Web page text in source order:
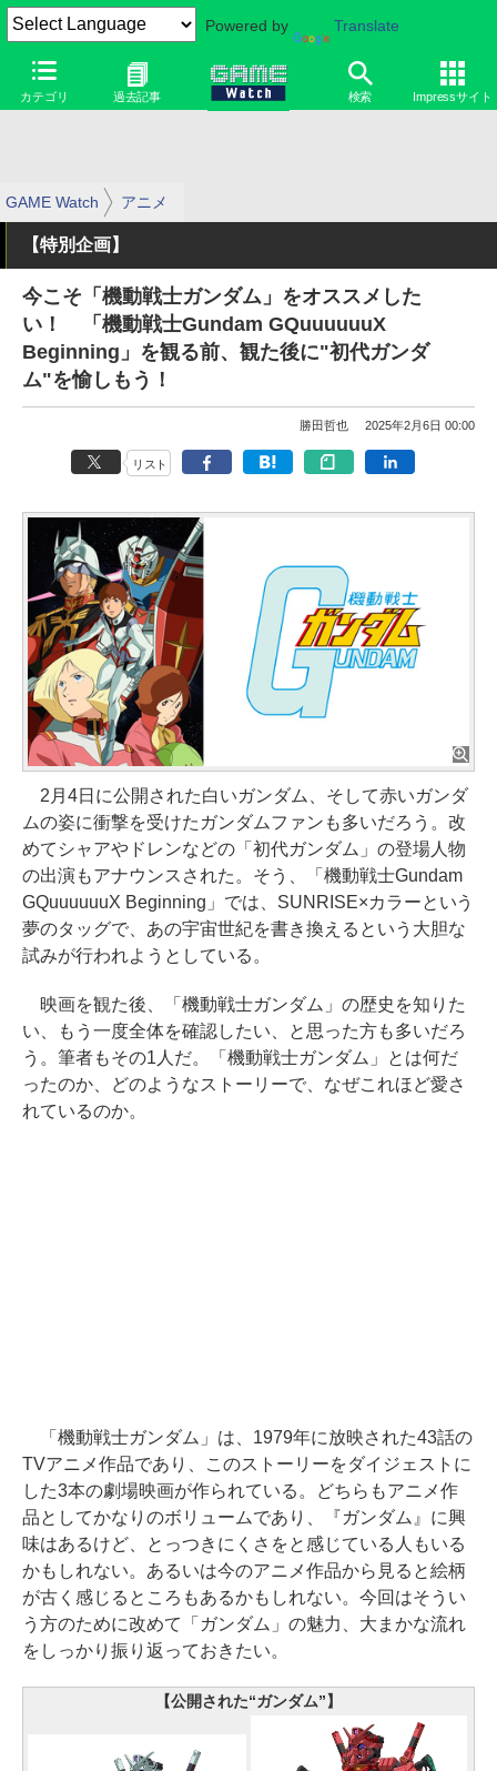
Powered by Translate
カテゴリ 過去記事 検索 Impressサイト
GAME Watch アニメ
【特別企画】
今こそ「機動戦士ガンダム」をオススメした
い！ 「機動戦士Gundam GQuuuuuuX
Beginning」を観る前、観た後に"初代ガンダ
ム"を愉しもう！
勝田哲也 2025年2月6日 00:00
リスト
2月4日に公開された白いガンダム、そして赤いガンダ
ムの姿に衝撃を受けたガンダムファンも多いだろう。改
めてシャアやドレンなどの「初代ガンダム」の登場人物
の出演もアナウンスされた。そう、「機動戦士Gundam
GQuuuuuuX Beginning」では、SUNRISE×カラーという
夢のタッグで、あの宇宙世紀を書き換えるという大胆な
試みが行われようとしている。
映画を観た後、「機動戦士ガンダム」の歴史を知りた
い、もう一度全体を確認したい、と思った方も多いだろ
う。筆者もその1人だ。「機動戦士ガンダム」とは何だ
ったのか、どのようなストーリーで、なぜこれほど愛さ
れているのか。
「機動戦士ガンダム」は、1979年に放映された43話の
TVアニメ作品であり、このストーリーをダイジェストに
した3本の劇場映画が作られている。どちらもアニメ作
品としてかなりのボリュームであり、『ガンダム』に興
味はあるけど、とっつきにくさをと感じている人もいる
かもしれない。あるいは今のアニメ作品から見ると絵柄
が古く感じるところもあるかもしれない。今回はそうい
う方のために改めて「ガンダム」の魅力、大まかな流れ
をしっかり振り返っておきたい。
【公開された“ガンダム”】